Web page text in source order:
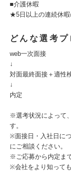
■介護休暇
★5日以上の連続休暇
どんな選考
web一次面接
↓
対面最終面接＋適性
↓
内定
※選考状況によって
す。
※面接日・入社日に
にご相談ください。
※ご応募から内定ま
※会社をより知って